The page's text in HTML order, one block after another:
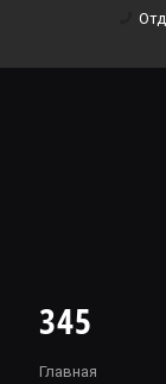
345
Главная